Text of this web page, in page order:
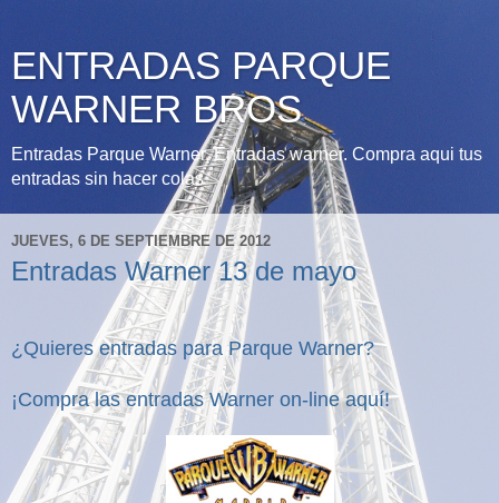
ENTRADAS PARQUE
WARNER BROS
Entradas Parque Warner, Entradas warner. Compra aqui tus
entradas sin hacer colas
JUEVES, 6 DE SEPTIEMBRE DE 2012
Entradas Warner 13 de mayo
¿Quieres entradas para Parque Warner?
¡Compra las entradas Warner on-lineaquí!